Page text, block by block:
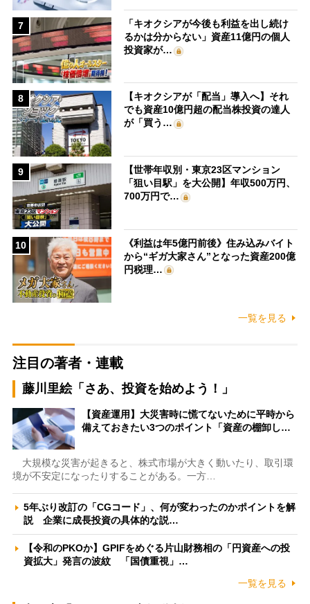
7
「キオクシアが今後も利益を出し続け
るかは分からない」資産11億円の個人
投資家が…
8
【キオクシアが「配当」導入へ】それ
でも資産10億円超の配当株投資の達人
が「買う…
9
【世帯年収別・東京23区マンション
「狙い目駅」を大公開】年収500万円、
700万円で…
10
《利益は年5億円前後》住み込みバイト
から“ギガ大家さん”となった資産200億
円税理…
一覧を見る
注目の著者・連載
藤川里絵「さあ、投資を始めよう！」
【資産運用】大災害時に慌てないために平時から
備えておきたい3つのポイント「資産の棚卸し…
大規模な災害が起きると、株式市場が大きく動いたり、取引環
境が不安定になったりすることがある。一方…
5年ぶり改訂の「CGコード」、何が変わったのかポイントを解
説 企業に成長投資の具体的な説…
【令和のPKOか】GPIFをめぐる片山財務相の「円資産への投
資拡大」発言の波紋 「国債重視」…
一覧を見る